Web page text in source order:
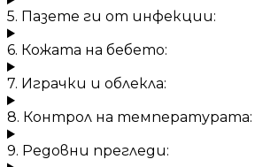
5. Пазете ги от инфекции:
6. Кожата на бебето:
7. Играчки и облекла:
8. Контрол на температурата:
9. Редовни прегледи: